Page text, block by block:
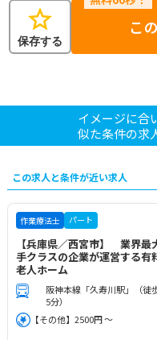
star
保存する
こ
イメージに合
似た条件の求
この求人と条件が近い求人
作業療法士 パート
【兵庫県／西宮市】 業界最
手クラスの企業が運営する有
老人ホーム
阪神本線「久寿川駅」（徒
5分）
【その他】2500円 ～